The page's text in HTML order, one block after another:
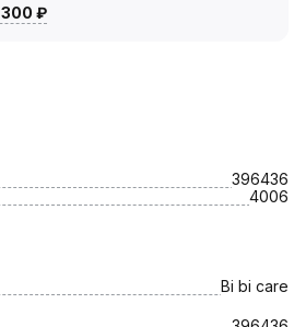
300 ₽
396436
4006
Bi bi care